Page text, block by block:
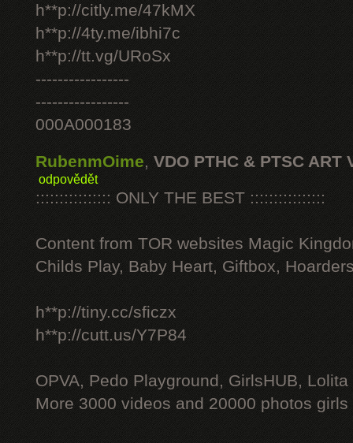
h**p://citly.me/47kMX
h**p://4ty.me/ibhi7c
h**p://tt.vg/URoSx
-----------------
-----------------
000A000183
RubenmOime, VDO PTHC & PTSC ART
odpovědět
:::::::::::::::: ONLY THE BEST ::::::::::::::::
Content from TOR websites Magic
Childs Play, Baby Heart, Giftbox,
h**p://tiny.cc/sficzx
h**p://cutt.us/Y7P84
OPVA, Pedo Playground, GirlsHUB, Lolita
More 3000 videos and 20000 photos